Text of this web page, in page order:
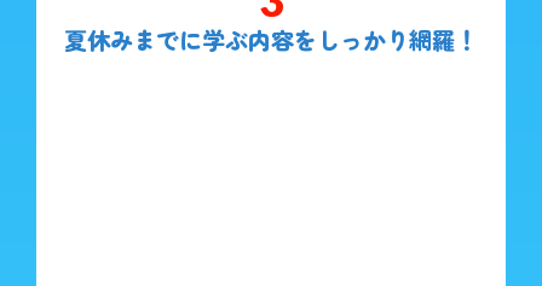
夏休みまでに学ぶ内容をしっかり網羅！